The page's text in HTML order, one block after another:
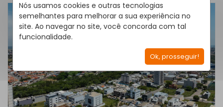
Nós usamos cookies e outras tecnologias
semelhantes para melhorar a sua experiência no
site. Ao navegar no site, você concorda com tal
funcionalidade.
Ok, prosseguir!
10
Jul